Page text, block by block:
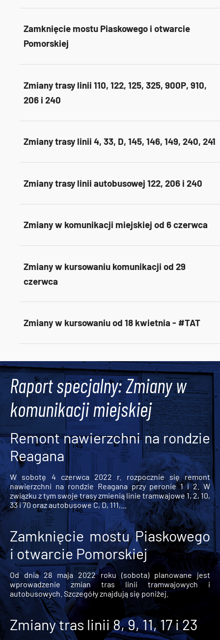
Zamknięcie mostu Piaskowego i otwarcie
Pomorskiej
Zmiany trasy linii 110, 122, 125, 325, 900P, 910,
206 i 240
Zmiany trasy linii 4, 33, D, 145, 146, 149, 240, 241
Zmiany trasy linii autobusowej 122, 206 i 240
Zmiany w komunikacji miejskiej od 6 czerwca
Zmiany w kursowaniu komunikacji od 29
czerwca
Zmiany w kursowaniu od 18 kwietnia - #TAT
Raport specjalny: Zmiany w
komunikacji miejskiej
Remont nawierzchni na rondzie
Reagana
W sobotę 4 czerwca 2022 r. rozpocznie się remont
nawierzchni na rondzie Reagana przy peronie 1 i 2. W
związku z tym swoje trasy zmienią linie tramwajowe 1, 2, 10,
33 i 70 oraz autobusowe C, D, 111,...
Zamknięcie mostu Piaskowego
i otwarcie Pomorskiej
Od dnia 28 maja 2022 roku (sobota) planowane jest
wprowadzenie zmian tras linii tramwajowych i
autobusowych. Szczegóły znajdują się poniżej.
Zmiany tras linii 8, 9, 11, 17 i 23